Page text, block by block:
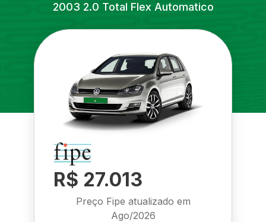
2003 2.0 Total Flex Automatico
R$ 27.013
Preço Fipe atualizado em
Ago/2026